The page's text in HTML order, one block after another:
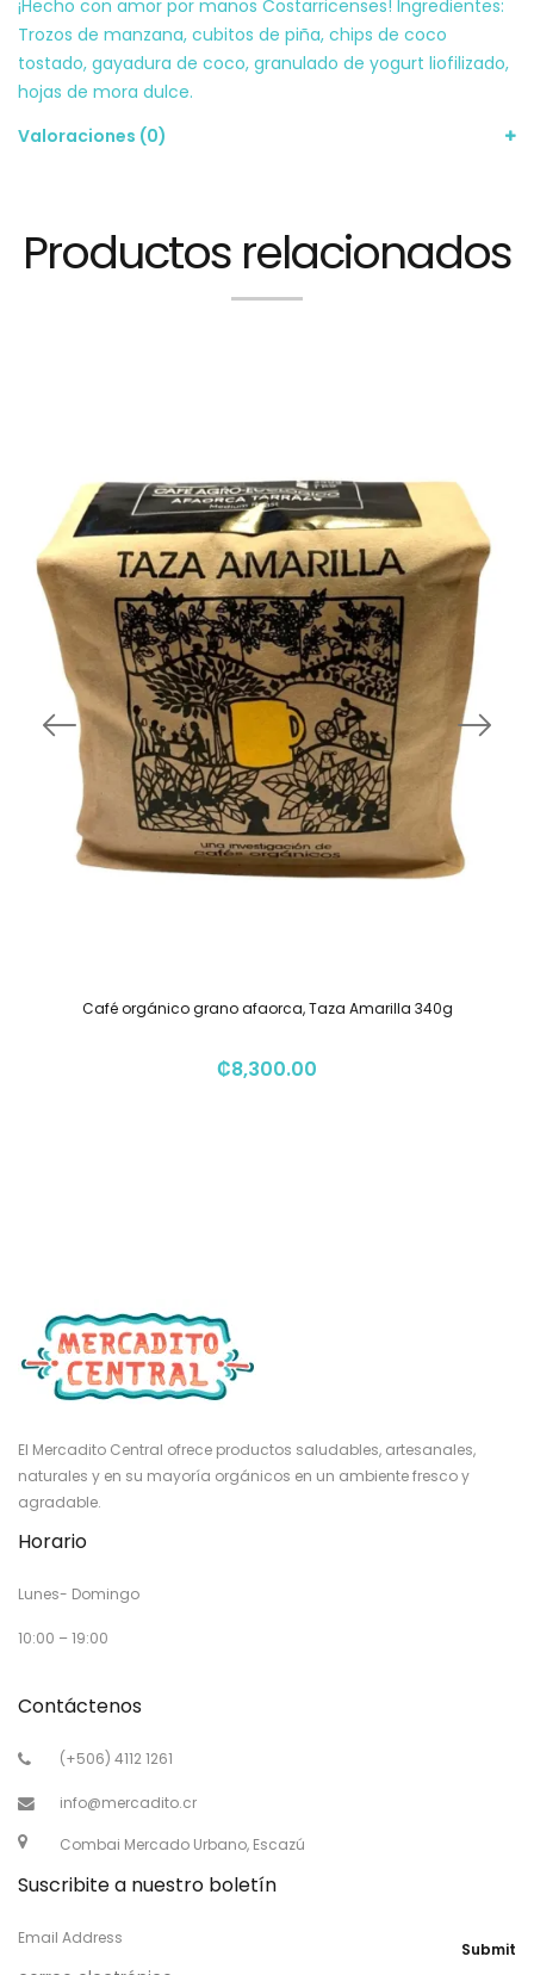
¡Hecho con amor por manos Costarricenses! Ingredientes:
Trozos de manzana, cubitos de piña, chips de coco
tostado, gayadura de coco, granulado de yogurt liofilizado,
hojas de mora dulce.
Valoraciones (0)
Productos relacionados
Café orgánico grano afaorca, Taza Amarilla 340g
₡8,300.00
El Mercadito Central ofrece productos saludables, artesanales,
naturales y en su mayoría orgánicos en un ambiente fresco y
agradable.
Horario
Lunes- Domingo
10:00 – 19:00
Contáctenos
(+506) 4112 1261
info@mercadito.cr
Combai Mercado Urbano, Escazú
Suscribite a nuestro boletín
Email Address
Submit